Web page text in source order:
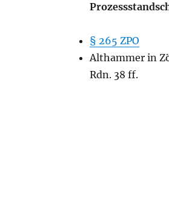
§ 265 ZPO
Althammer in
Rdn. 38 ff.